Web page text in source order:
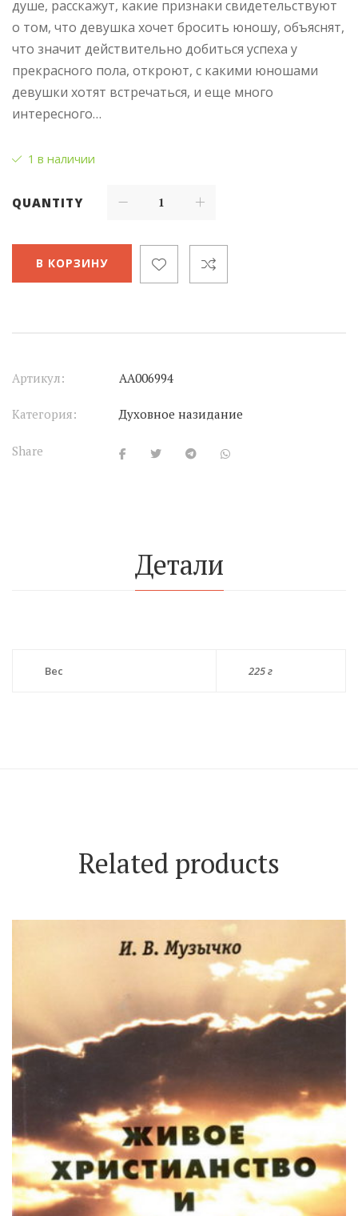
душе, расскажут, какие признаки свидетельствуют
о том, что девушка хочет бросить юношу, объяснят,
что значит действительно добиться успеха у
прекрасного пола, откроют, с какими юношами
девушки хотят встречаться, и еще много
интересного…
1 в наличии
QUANTITY
В КОРЗИНУ
Артикул: АА006994
Категория: Духовное назидание
Share
Детали
Вес 225 г
Related products